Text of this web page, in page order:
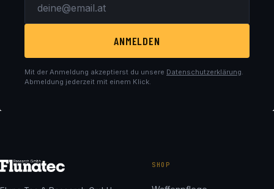
ANMELDEN
Mit der Anmeldung akzeptierst du unsere Datenschutzerklärung.
Abmeldung jederzeit mit einem Klick.
SHOP